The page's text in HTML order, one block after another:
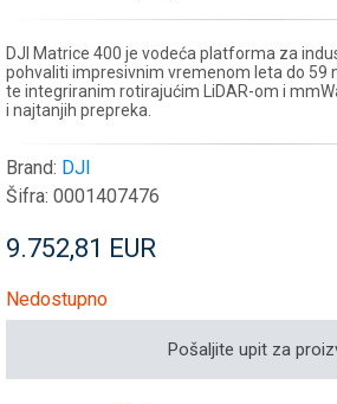
DJI Matrice 400 je vodeća platforma za
pohvaliti impresivnim vremenom leta do 59
te integriranim rotirajućim LiDAR-om i
i najtanjih prepreka.
Brand: DJI
Šifra: 0001407476
9.752,81 EUR
Nedostupno
Pošaljite upit za